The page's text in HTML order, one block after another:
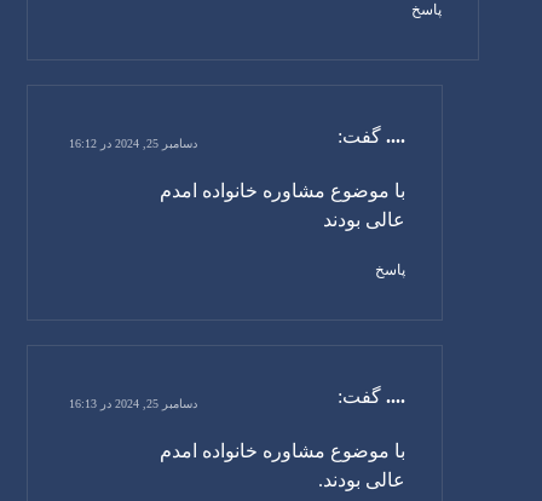
پاسخ
.... گفت: دسامبر 25, 2024 در 16:12
با موضوع مشاوره خانواده امدم
عالی بودند
پاسخ
.... گفت: دسامبر 25, 2024 در 16:13
با موضوع مشاوره خانواده امدم
عالی بودند.